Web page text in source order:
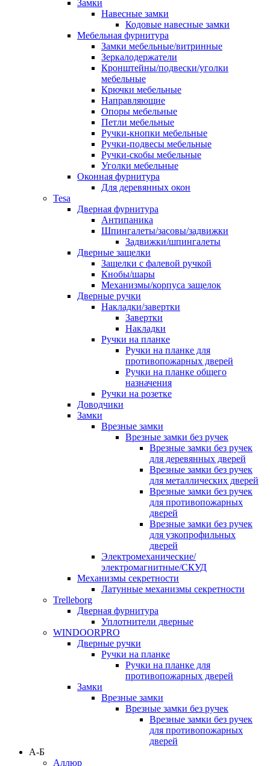
Замки
Навесные замки
Кодовые навесные замки
Мебельная фурнитура
Замки мебельные/витринные
Зеркалодержатели
Кронштейны/подвески/уголки
мебельные
Крючки мебельные
Направляющие
Опоры мебельные
Петли мебельные
Ручки-кнопки мебельные
Ручки-подвесы мебельные
Ручки-скобы мебельные
Уголки мебельные
Оконная фурнитура
Для деревянных окон
Tesa
Дверная фурнитура
Антипаника
Шпингалеты/засовы/задвижки
Задвижки/шпингалеты
Дверные защелки
Защелки с фалевой ручкой
Кнобы/шары
Механизмы/корпуса защелок
Дверные ручки
Накладки/завертки
Завертки
Накладки
Ручки на планке
Ручки на планке для
противопожарных дверей
Ручки на планке общего
назначения
Ручки на розетке
Доводчики
Замки
Врезные замки
Врезные замки без ручек
Врезные замки без ручек
для деревянных дверей
Врезные замки без ручек
для металлических дверей
Врезные замки без ручек
для противопожарных
дверей
Врезные замки без ручек
для узкопрофильных
дверей
Электромеханические/
электромагнитные/СКУД
Механизмы секретности
Латунные механизмы секретности
Trelleborg
Дверная фурнитура
Уплотнители дверные
WINDOORPRO
Дверные ручки
Ручки на планке
Ручки на планке для
противопожарных дверей
Замки
Врезные замки
Врезные замки без ручек
Врезные замки без ручек
для противопожарных
дверей
А-Б
Аллюр